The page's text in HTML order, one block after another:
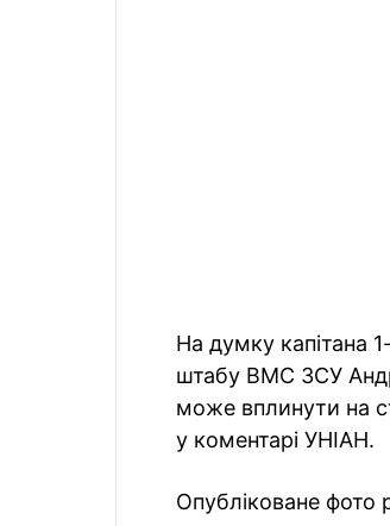
На думку капітана
штабу ВМС ЗСУ
може вплинути на
у коментарі УНІАН.
Опубліковане фото